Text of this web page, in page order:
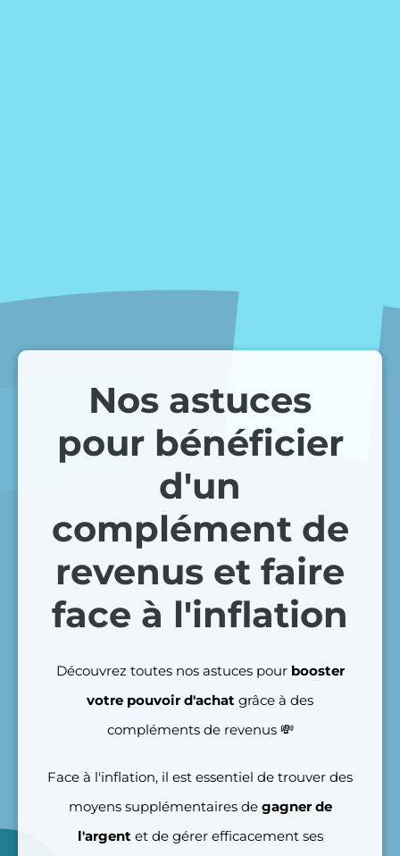
Nos astuces
pour bénéficier
d'un
complément de
revenus et faire
face à l'inflation
Découvrez toutes nos astuces pour booster
votre pouvoir d'achat grâce à des
compléments de revenus 💸
Face à l'inflation, il est essentiel de trouver des
moyens supplémentaires de gagner de
l'argentet de gérer efficacement ses